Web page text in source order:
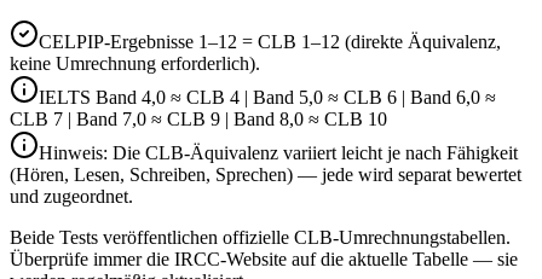
CELPIP-Ergebnisse 1–12 = CLB 1–12 (direkte Äquivalenz,
keine Umrechnung erforderlich).
IELTS Band 4,0 ≈ CLB 4 | Band 5,0 ≈ CLB 6 | Band 6,0 ≈
CLB 7 | Band 7,0 ≈ CLB 9 | Band 8,0 ≈ CLB 10
Hinweis: Die CLB-Äquivalenz variiert leicht je nach Fähigkeit
(Hören, Lesen, Schreiben, Sprechen) — jede wird separat bewertet
und zugeordnet.
Beide Tests veröffentlichen offizielle CLB-Umrechnungstabellen.
Überprüfe immer die IRCC-Website auf die aktuelle Tabelle — sie